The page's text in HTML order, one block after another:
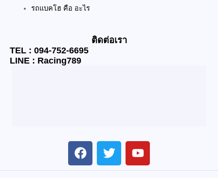
รถแบคโฮ คือ อะไร
ติดต่อเรา
TEL : 094-752-6695
LINE : Racing789
F
a
c
T
w
i
Y
o
u